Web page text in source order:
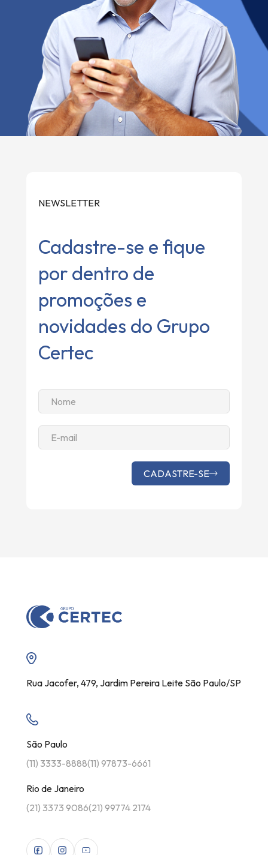
NEWSLETTER
Cadastre-se e fique
por dentro de
promoções e
novidades do Grupo
Certec
CADASTRE-SE
Rua Jacofer, 479, Jardim Pereira Leite São Paulo/SP
São Paulo
(11) 3333-8888(11) 97873-6661
Rio de Janeiro
(21) 3373 9086(21) 99774 2174